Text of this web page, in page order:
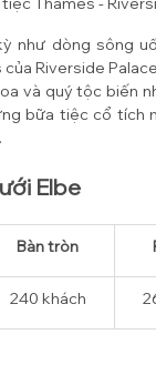
như dòng sông
của Riverside
và quý tộc biến
bữa tiệc cổ tích
Elbe
​Bàn tròn
240 khách